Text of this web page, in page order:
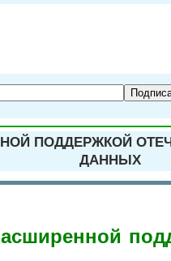
ПОДДЕРЖКОЙ
ДАННЫХ